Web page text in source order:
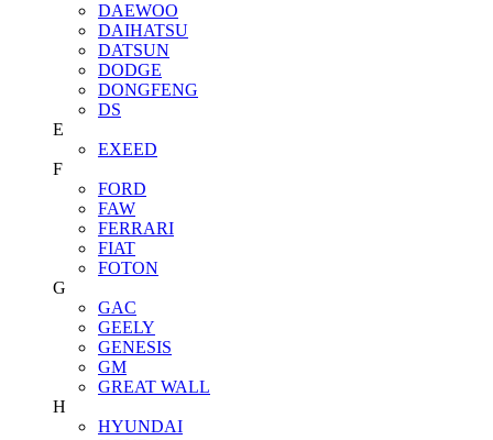
DAEWOO
DAIHATSU
DATSUN
DODGE
DONGFENG
DS
E
EXEED
F
FORD
FAW
FERRARI
FIAT
FOTON
G
GAC
GEELY
GENESIS
GM
GREAT WALL
H
HYUNDAI